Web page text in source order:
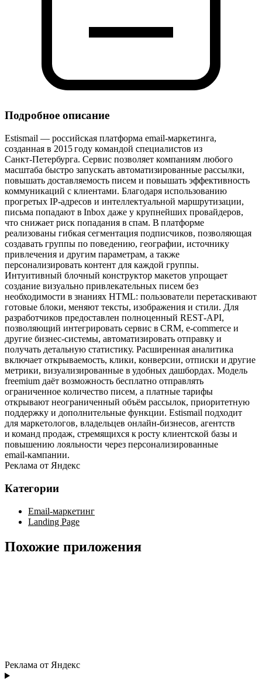
Подробное описание
Estismail — российская платформа email‑маркетинга,
созданная в 2015 году командой специалистов из
Санкт‑Петербурга. Сервис позволяет компаниям любого
масштаба быстро запускать автоматизированные рассылки,
повышать доставляемость писем и повышать эффективность
коммуникаций с клиентами. Благодаря использованию
прогретых IP‑адресов и интеллектуальной маршрутизации,
письма попадают в Inbox даже у крупнейших провайдеров,
что снижает риск попадания в спам. В платформе
реализованы гибкая сегментация подписчиков, позволяющая
создавать группы по поведению, географии, источнику
привлечения и другим параметрам, а также
персонализировать контент для каждой группы.
Интуитивный блочный конструктор макетов упрощает
создание визуально привлекательных писем без
необходимости в знаниях HTML: пользователи перетаскивают
готовые блоки, меняют тексты, изображения и стили. Для
разработчиков предоставлен полноценный REST‑API,
позволяющий интегрировать сервис в CRM, e‑commerce и
другие бизнес‑системы, автоматизировать отправку и
получать детальную статистику. Расширенная аналитика
включает открываемость, клики, конверсии, отписки и другие
метрики, визуализированные в удобных дашбордах. Модель
freemium даёт возможность бесплатно отправлять
ограниченное количество писем, а платные тарифы
открывают неограниченный объём рассылок, приоритетную
поддержку и дополнительные функции. Estismail подходит
для маркетологов, владельцев онлайн‑бизнесов, агентств
и команд продаж, стремящихся к росту клиентской базы и
повышению лояльности через персонализированные
email‑кампании.
Реклама от Яндекс
Категории
Email-маркетинг
Landing Page
Похожие приложения
Реклама от Яндекс